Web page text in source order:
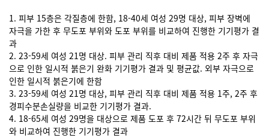
1. 피부 15층은 각질층에 한함, 18-40세 여성 29명 대상, 피부 장벽에
자극을 가한 후 무도포 부위와 도포 부위를 비교하여 진행한 기기평가 결
과
2. 23-59세 여성 21명 대상. 피부 관리 직후 대비 제품 적용 2주 후 자극
으로 인한 일시적 붉은기 완화 기기평가 결과 및 평균값. 외부 자극으로
인한 일시적 붉은기에 한함
3. 23-59세 여성 21명 대상, 피부 관리 직후 대비 제품 적용 1주, 2주 후
경피수분손실량을 비교한 기기평가 결과.
4. 18-65세 여성 29명을 대상으로 제품 도포 후 72시간 뒤 무도포 부위
와 비교하여 진행한 기기평가 결과